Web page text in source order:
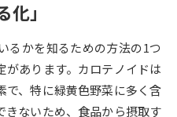
進路の３択
新学年スタート号特集ページ
（高2生用）
」
るかを知るための方法の1つ
があります。カロテノイドは
で、特に緑黄色野菜に多く含
きないため、食品から摂取す